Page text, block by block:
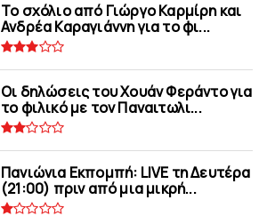
Το σχόλιο από Γιώργο Καρμίρη και
Ανδρέα Καραγιάννη για το φι...
Οι δηλώσεις του Χουάν Φεράντο για
το φιλικό με τoν Παναιτωλι...
Πανιώνια Εκπομπή: LIVE τη Δευτέρα
(21:00) πριν από μια μικρή...